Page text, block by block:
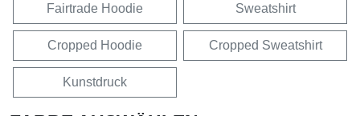
Fairtrade Hoodie Sweatshirt
Cropped Hoodie Cropped Sweatshirt
Kunstdruck